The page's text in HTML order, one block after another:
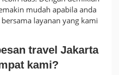
mudah apabila anda
layanan yang kami
travel Jakarta
kami?